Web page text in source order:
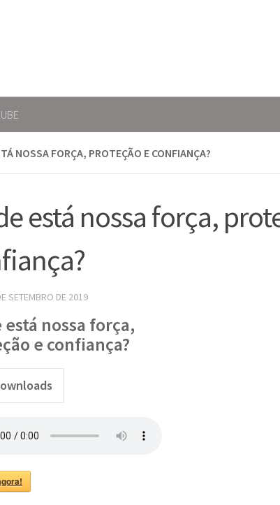
NOSSA FORÇA, PROTEÇÃO E CONFIANÇA?
está nossa força,
SETEMBRO DE 2019
está nossa força,
e confiança?